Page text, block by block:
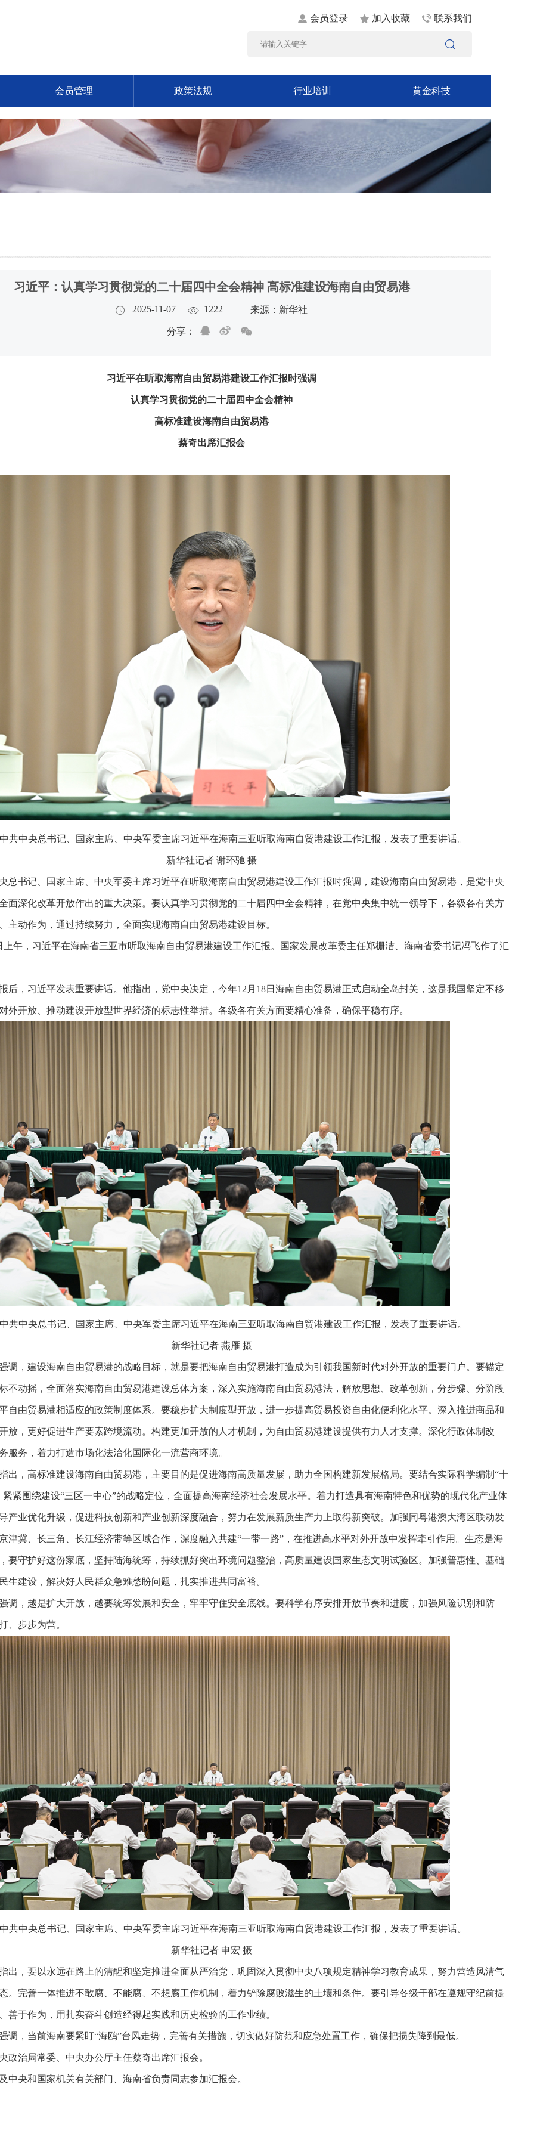
会员登录 加入收藏 联系我们
会员管理 政策法规 行业培训 黄金科技
习近平：认真学习贯彻党的二十届四中全会精神 高标准建设海南自由贸易港
2025-11-07 1222 来源：新华社
分享：
习近平在听取海南自由贸易港建设工作汇报时强调
认真学习贯彻党的二十届四中全会精神
高标准建设海南自由贸易港
蔡奇出席汇报会
共中央总书记、国家主席、中央军委主席习近平在海南三亚听取海南自贸港建设工作汇报，发表了重要讲话。
新华社记者 谢环驰 摄
总书记、国家主席、中央军委主席习近平在听取海南自由贸易港建设工作汇报时强调，建设海南自由贸易港，是党中央
面深化改革开放作出的重大决策。要认真学习贯彻党的二十届四中全会精神，在党中央集中统一领导下，各级各有关方
主动作为，通过持续努力，全面实现海南自由贸易港建设目标。
上午，习近平在海南省三亚市听取海南自由贸易港建设工作汇报。国家发展改革委主任郑栅洁、海南省委书记冯飞作了汇
后，习近平发表重要讲话。他指出，党中央决定，今年12月18日海南自由贸易港正式启动全岛封关，这是我国坚定不移
外开放、推动建设开放型世界经济的标志性举措。各级各有关方面要精心准备，确保平稳有序。
共中央总书记、国家主席、中央军委主席习近平在海南三亚听取海南自贸港建设工作汇报，发表了重要讲话。
新华社记者 燕雁 摄
调，建设海南自由贸易港的战略目标，就是要把海南自由贸易港打造成为引领我国新时代对外开放的重要门户。要锚定
不动摇，全面落实海南自由贸易港建设总体方案，深入实施海南自由贸易港法，解放思想、改革创新，分步骤、分阶段
自由贸易港相适应的政策制度体系。要稳步扩大制度型开放，进一步提高贸易投资自由化便利化水平。深入推进商品和
放，更好促进生产要素跨境流动。构建更加开放的人才机制，为自由贸易港建设提供有力人才支撑。深化行政体制改
服务，着力打造市场化法治化国际化一流营商环境。
出，高标准建设海南自由贸易港，主要目的是促进海南高质量发展，助力全国构建新发展格局。要结合实际科学编制“十
紧紧围绕建设“三区一中心”的战略定位，全面提高海南经济社会发展水平。着力打造具有海南特色和优势的现代化产业体
产业优化升级，促进科技创新和产业创新深度融合，努力在发展新质生产力上取得新突破。加强同粤港澳大湾区联动发
津冀、长三角、长江经济带等区域合作，深度融入共建“一带一路”，在推进高水平对外开放中发挥牵引作用。生态是海
要守护好这份家底，坚持陆海统筹，持续抓好突出环境问题整治，高质量建设国家生态文明试验区。加强普惠性、基础
生建设，解决好人民群众急难愁盼问题，扎实推进共同富裕。
调，越是扩大开放，越要统筹发展和安全，牢牢守住安全底线。要科学有序安排开放节奏和进度，加强风险识别和防
、步步为营。
共中央总书记、国家主席、中央军委主席习近平在海南三亚听取海南自贸港建设工作汇报，发表了重要讲话。
新华社记者 申宏 摄
出，要以永远在路上的清醒和坚定推进全面从严治党，巩固深入贯彻中央八项规定精神学习教育成果，努力营造风清气
。完善一体推进不敢腐、不能腐、不想腐工作机制，着力铲除腐败滋生的土壤和条件。要引导各级干部在遵规守纪前提
善于作为，用扎实奋斗创造经得起实践和历史检验的工作业绩。
调，当前海南要紧盯“海鸥”台风走势，完善有关措施，切实做好防范和应急处置工作，确保把损失降到最低。
政治局常委、中央办公厅主任蔡奇出席汇报会。
中央和国家机关有关部门、海南省负责同志参加汇报会。